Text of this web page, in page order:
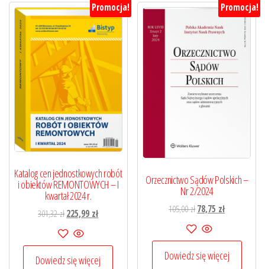
Promocja!
Katalog cen jednostkowych robót
i obiektów REMONTOWYCH – I
kwartał 2024 r.
301,32złPierwotna
cena
wynosiła:
301,32 zł.
225,99 złAktualna
225,99 zł.
Dowiedz się więcej
Promocja!
Orzecznictwo Sądów Polskich –
Nr 2/2024
105,00złPierwotna
cena
wynosiła:
105,00 zł.
78,75 złAktualna
78,75 zł.
Dowiedz się więcej